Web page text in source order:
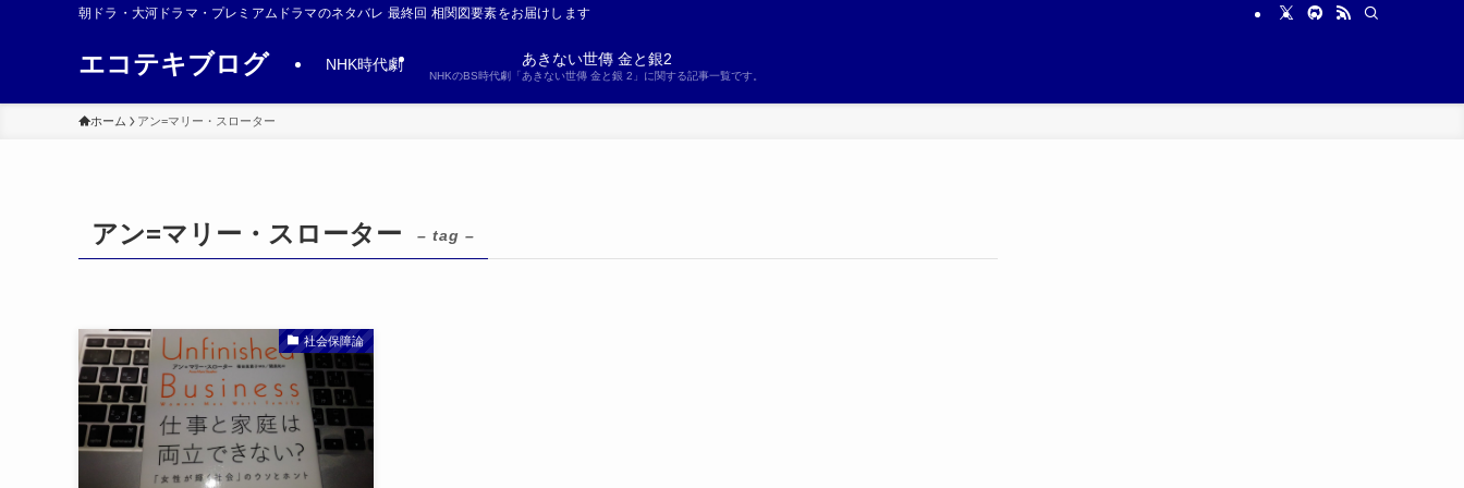
朝ドラ・大河ドラマ・プレミアムドラマのネタバレ 最終回 相関図要素をお届けします
エコテキブログ NHK時代劇 あきない世傳 金と銀2
NHKのBS時代劇「あきない世傳 金と銀 2」に関する記事一覧です。
ホーム アン=マリー・スローター
アン=マリー・スローター – tag –
社会保障論